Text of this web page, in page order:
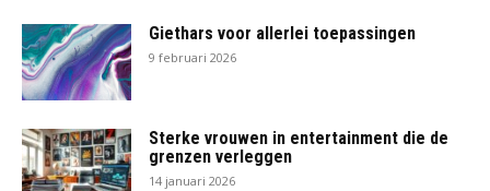
Giethars voor allerlei toepassingen
9 februari 2026
Sterke vrouwen in entertainment die de
grenzen verleggen
14 januari 2026